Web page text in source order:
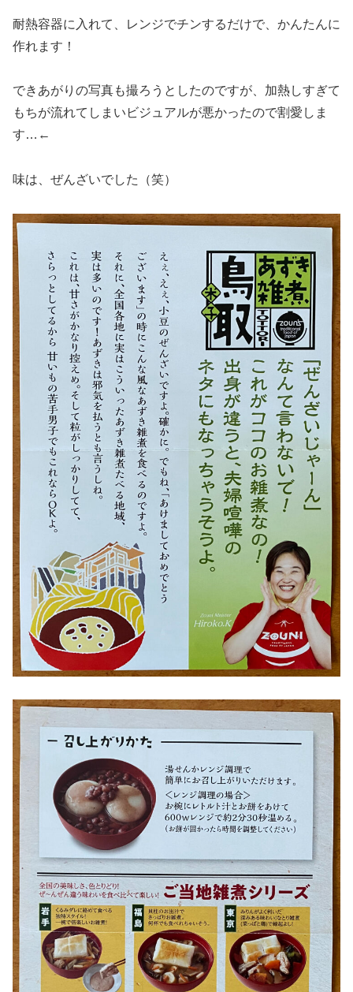
耐熱容器に入れて、レンジでチンするだけで、かんたんに
作れます！
できあがりの写真も撮ろうとしたのですが、加熱しすぎて
もちが流れてしまいビジュアルが悪かったので割愛しま
す…←
味は、ぜんざいでした（笑）